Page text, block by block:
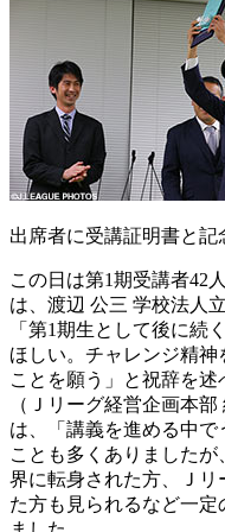
出席者に受講証明書と記
この日は第1期受講者42
は、渡辺 公三 学校法人
「第1期生として後に続
ほしい。チャレンジ精神
ことを願う」と祝辞を
（Ｊリーグ経営企画本
は、「講義を進める中
ことも多くありました
界に転身された方、Ｊ
た方も見られるなど一